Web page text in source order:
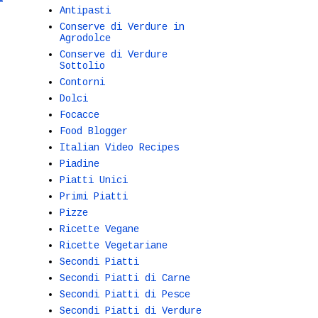
Antipasti
Conserve di Verdure in
Agrodolce
Conserve di Verdure
Sottolio
Contorni
Dolci
Focacce
Food Blogger
Italian Video Recipes
Piadine
Piatti Unici
Primi Piatti
Pizze
Ricette Vegane
Ricette Vegetariane
Secondi Piatti
Secondi Piatti di Carne
Secondi Piatti di Pesce
Secondi Piatti di Verdure